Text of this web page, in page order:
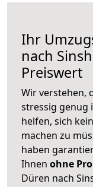
Ihr
nach
Preiswert
Wir verstehen,
stressig genug
helfen, sich
machen zu
haben
Ihnen ohne
Düren nach